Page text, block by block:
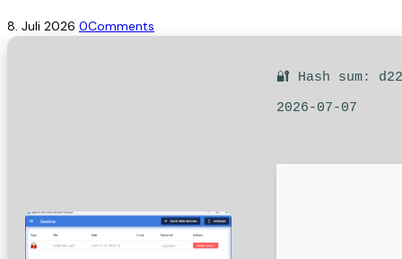
8. Juli 2026 0Comments
🔐 Hash sum:
2026-07-07